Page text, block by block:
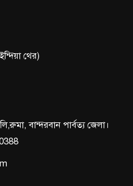
থের)
বান্দরবান পার্বত্য জেলা।